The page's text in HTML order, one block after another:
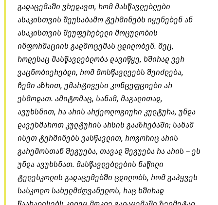
გადაცემაში ვხედავთ, რომ მასწავლებლები
ასაკისთვის შეუსაბამო ტერმინებს იყენებენ ან
ასაკისთვის შეუფერებელი მოცულობის
ინფორმაციის გადმოცემას ცდილობენ. მეც,
როდესაც მასწავლებლობა დავიწყე, ხშირად ვერ
ვაცნობიერებდი, რომ მოსწავლეებს შეიძლება,
ჩემი აზრით, უმარტივესი კონცეფციები არ
ესმოდათ. ამიტომაც, სანამ, მაგალითად,
ავუხსნით, რა არის არქეოლოგიური კულტურა, უნდა
დავეხმაროთ კულტურის არსის გააზრებაში; სანამ
ისეთ ტერმინებს ვასწავლით, როგორიც არის
გარემოსთან შეგუება, თავად შეგუება რა არის – ეს
უნდა ავუხსნათ. მასწავლებლების ნაწილი
ტელესკოლის გადაცემებში ცდილობს, რომ გაჰყვეს
სასკოლო სახელმძღვანელოს, რაც ხშირად